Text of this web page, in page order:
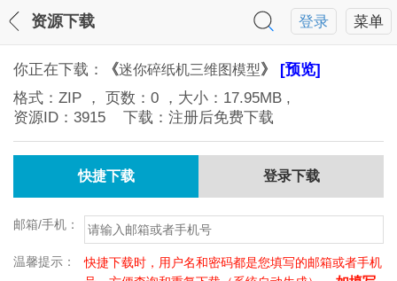
菜单
登录
资源下载
你正在下载： 《迷你碎纸机三维图模型》 [预览]
格式： ZIP ， 页数： 0 ，大小： 17.95MB ,
资源ID： 3915 下载：注册后免费下载
快捷下载 登录下载
邮箱/手机：
温馨提示：
快捷下载时，用户名和密码都是您填写的邮箱或者手机